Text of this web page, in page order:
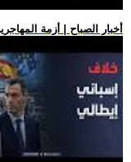
.. أخبار الصباح | أزمة